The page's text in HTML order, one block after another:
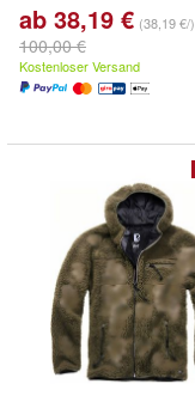
ab 38,19 € (38,19 €/)
100,00 €
Kostenloser Versand